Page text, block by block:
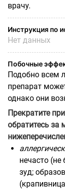
врачу.
Инструкция по
Нет данных
Побочные
Подобно всем
препарат
однако они
Прекратите
обратитесь
нечасто
зуд;